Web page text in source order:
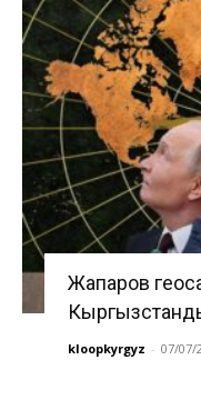
Жапаров
kloopkyrgyz - 07/07/